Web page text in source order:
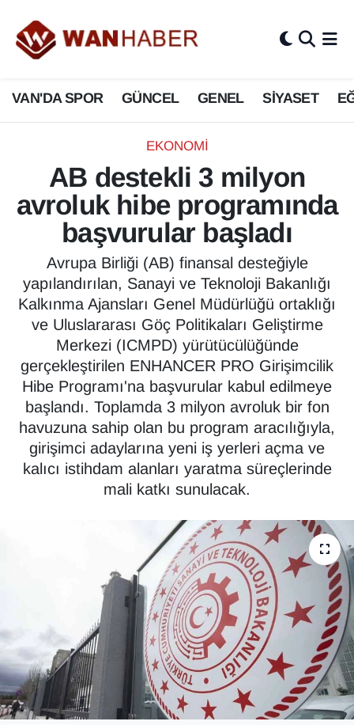
VAN'DA SPOR GÜNCEL GENEL SİYASET
EKONOMİ
AB destekli 3 milyon
avroluk hibe programında
başvurular başladı
Avrupa Birliği (AB) finansal desteğiyle
yapılandırılan, Sanayi ve Teknoloji Bakanlığı
Kalkınma Ajansları Genel Müdürlüğü ortaklığı
ve Uluslararası Göç Politikaları Geliştirme
Merkezi (ICMPD) yürütücülüğünde
gerçekleştirilen ENHANCER PRO Girişimcilik
Hibe Programı'na başvurular kabul edilmeye
başlandı. Toplamda 3 milyon avroluk bir fon
havuzuna sahip olan bu program aracılığıyla,
girişimci adaylarına yeni iş yerleri açma ve
kalıcı istihdam alanları yaratma süreçlerinde
mali katkı sunulacak.
3.SAYFA
ASAYİŞ
BİLİM VE TEKNOLOJİ
Biyografi
Bölge Haberleri
ÇEVRE
Deprem
Dernekler, Odalar
Diğer
DÜNYA
EĞİTİM
En çok konuşulanlar
GENEL
Güncel
Van Nöbetçi Eczaneler
Van Hava Durumu
Van Namaz Vakitleri
Van Trafik Yoğunluk Haritası
Süper Lig Puan Durumu ve Fikstür
Tüm Manşetler
Son Dakika Haberleri
Haber Arşivi